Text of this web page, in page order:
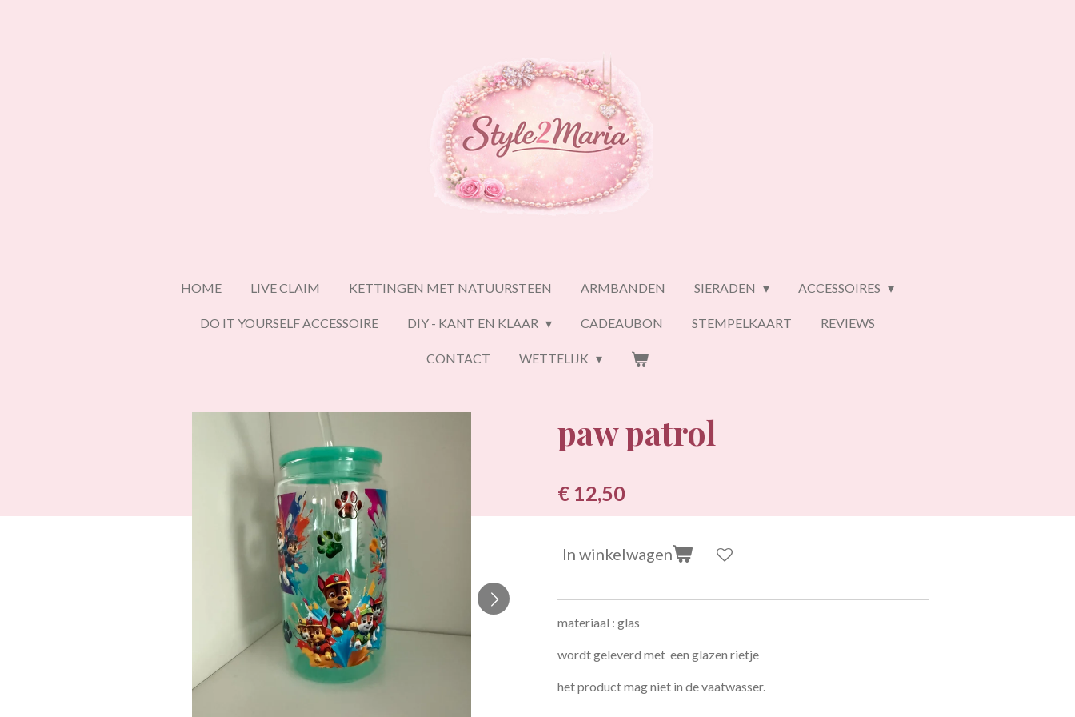
HOME LIVE CLAIM KETTINGEN MET NATUURSTEEN ARMBANDEN SIERADEN ACCESSOIRES
DO IT YOURSELF ACCESSOIRE DIY - KANT EN KLAAR CADEAUBON STEMPELKAART REVIEWS
CONTACT WETTELIJK
paw patrol
€ 12,50
In winkelwagen
materiaal : glas
wordt geleverd met een glazen rietje
het product mag niet in de vaatwasser.